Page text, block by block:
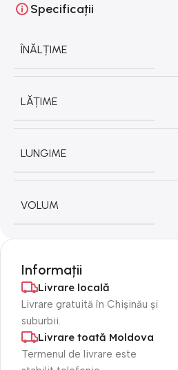
Specificații
ÎNĂLȚIME
LĂȚIME
LUNGIME
VOLUM
Informații
Livrare locală
Livrare gratuită în Chișinău și
suburbii.
Livrare toată Moldova
Termenul de livrare este